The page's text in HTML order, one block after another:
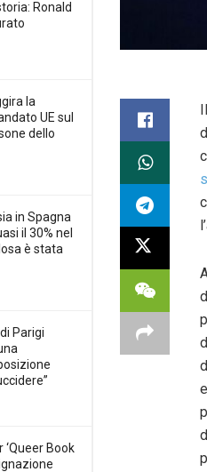
Ronald
la
UE sul
dello
in Spagna
il 30% nel
è stata
Parigi
‘Queer Book